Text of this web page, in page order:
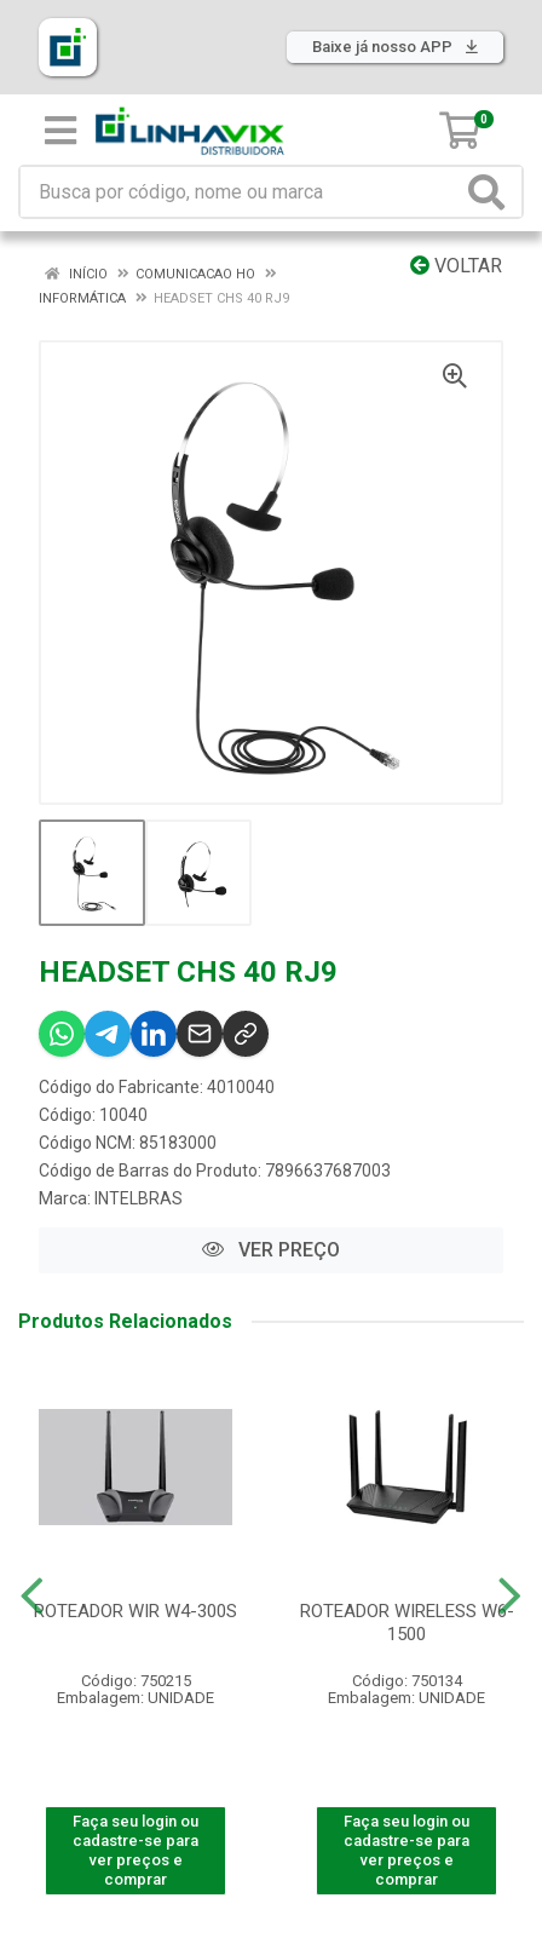
Baixe já nosso APP
0
VOLTAR
INÍCIO
COMUNICACAO HO
INFORMÁTICA
HEADSET CHS 40 RJ9
HEADSET CHS 40 RJ9
Código do Fabricante: 4010040
Código: 10040
Código NCM: 85183000
Código de Barras do Produto: 7896637687003
Marca: INTELBRAS
VER PREÇO
Produtos Relacionados
ROTEADOR WIR W4-300S
Código: 750215
Embalagem: UNIDADE
Faça seu login ou
cadastre-se para
ver preços e
comprar
ROTEADOR WIRELESS W6-
1500
Código: 750134
Embalagem: UNIDADE
Faça seu login ou
cadastre-se para
ver preços e
comprar